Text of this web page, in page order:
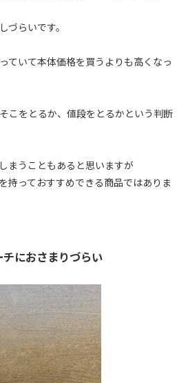
づらいです。
ていて本体価格を買うよりも高くなっ
こをとるか、値段をとるかという判断
まうこともあると思いますが
持っておすすめできる商品ではありま
におさまりづらい